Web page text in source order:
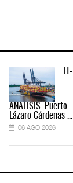
IT-
ANÁLISIS: Puerto
Lázaro Cárdenas ...
06 AGO 2026